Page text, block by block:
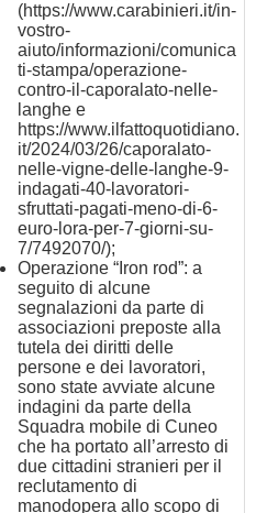
(https://www.carabinieri.it/in-
vostro-
aiuto/informazioni/comunica
ti-stampa/operazione-
contro-il-caporalato-nelle-
langhe e
https://www.ilfattoquotidiano.
it/2024/03/26/caporalato-
nelle-vigne-delle-langhe-9-
indagati-40-lavoratori-
sfruttati-pagati-meno-di-6-
euro-lora-per-7-giorni-su-
7/7492070/);
Operazione “Iron rod”: a
seguito di alcune
segnalazioni da parte di
associazioni preposte alla
tutela dei diritti delle
persone e dei lavoratori,
sono state avviate alcune
indagini da parte della
Squadra mobile di Cuneo
che ha portato all’arresto di
due cittadini stranieri per il
reclutamento di
manodopera allo scopo di